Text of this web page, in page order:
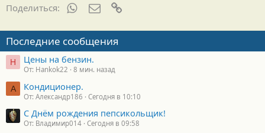
Поделиться: WhatsAppЭлектронная почта
Последние сообщения
H Цены на бензин.
От: Hankok22 8 мин. назад
А Кондиционер.
От: Александр186 Сегодня в 10:10
С Днём рождения пепсикольщик!
От: Владимир014 Сегодня в 09:58